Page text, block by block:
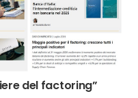
del factoring”